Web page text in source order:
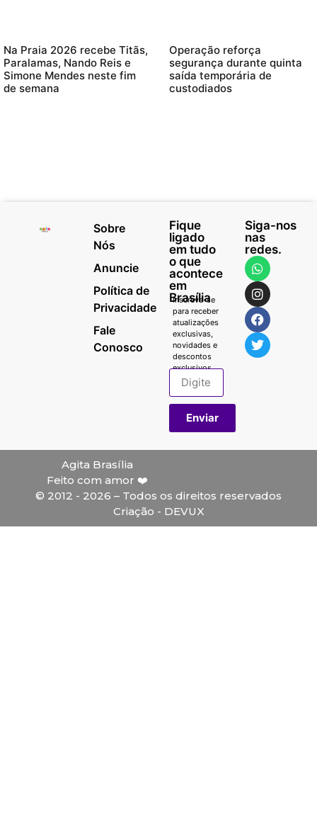
Na Praia 2026 recebe Titãs,
Paralamas, Nando Reis e
Simone Mendes neste fim
de semana
Operação reforça
segurança durante quinta
saída temporária de
custodiados
Sobre
Nós
Anuncie
Política de
Privacidade
Fale
Conosco
Fique
ligado
em tudo
o que
acontece
em
Brasília
Inscreva-se
para receber
atualizações
exclusivas,
novidades e
descontos
exclusivos.
Enviar
Siga-nos
nas
redes.
Agita Brasília
Feito com amor ❤️
© 2012 - 2026 – Todos os direitos reservados
Criação - DEVUX